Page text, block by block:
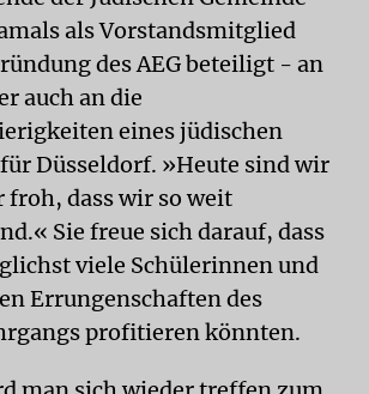
als Vorstandsmitglied
des AEG beteiligt - an
auch an die
eines jüdischen
Düsseldorf. »Heute sind wir
froh, dass wir so weit
Sie freue sich darauf, dass
viele Schülerinnen und
Errungenschaften des
profitieren könnten.